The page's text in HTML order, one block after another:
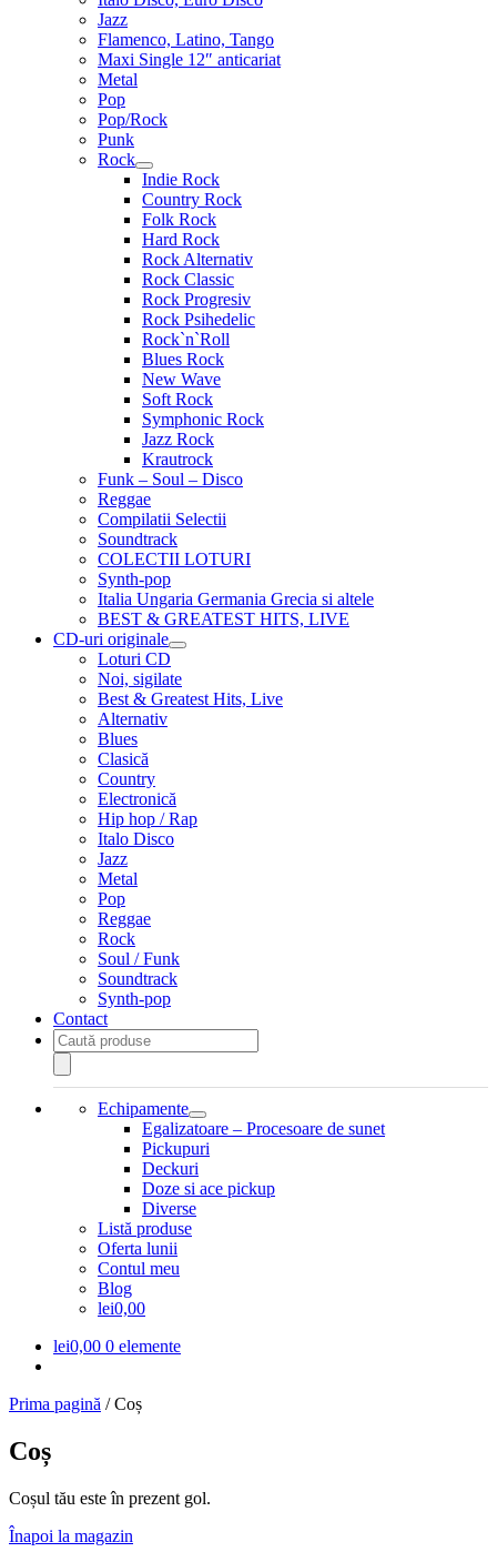
Jazz
Flamenco, Latino, Tango
Maxi Single 12″ anticariat
Metal
Pop
Pop/Rock
Punk
Rock
Extinde
meniul
copil
Indie Rock
Country Rock
Folk Rock
Hard Rock
Rock Alternativ
Rock Classic
Rock Progresiv
Rock Psihedelic
Rock`n`Roll
Blues Rock
New Wave
Soft Rock
Symphonic Rock
Jazz Rock
Krautrock
Funk – Soul – Disco
Reggae
Compilatii Selectii
Soundtrack
COLECTII LOTURI
Synth-pop
Italia Ungaria Germania Grecia si altele
BEST & GREATEST HITS, LIVE
CD-uri originale
Extinde
copil
Loturi CD
Noi, sigilate
Best & Greatest Hits, Live
Alternativ
Blues
Clasică
Country
Electronică
Hip hop / Rap
Italo Disco
Jazz
Metal
Pop
Reggae
Rock
Soul / Funk
Soundtrack
Synth-pop
Contact
Products
search
Echipamente
Extinde
meniul
copil
Egalizatoare – Procesoare de sunet
Pickupuri
Deckuri
Doze si ace pickup
Diverse
Listă produse
Oferta lunii
Contul meu
Blog
lei0,00
lei0,00 0 elemente
Prima pagină /Coș
Coș
Coșul tău este în prezent gol.
Înapoi la magazin